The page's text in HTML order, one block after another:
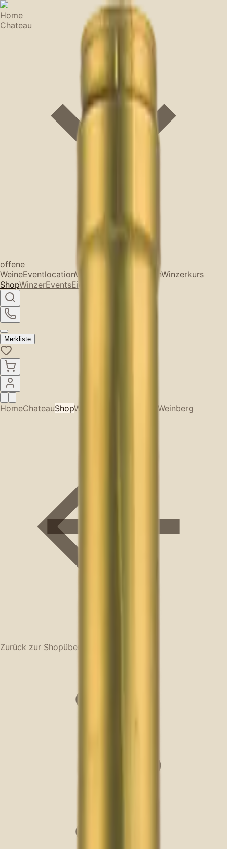
Home
Chateau
offene
WeineEventlocationWeintasting WohlfühlenWinzerkurs
ShopWinzerEventsEigener Weinberg
Merkliste
HomeChateauShopWinzer Eigener Weinberg
Zurück zur Shopübersicht